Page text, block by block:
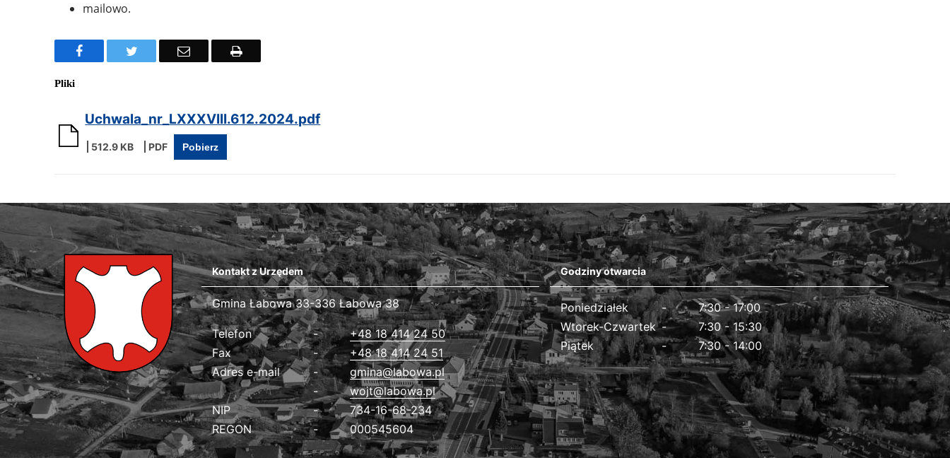
mailowo.
FacebookTwitter Email Drukuj
Pliki
Uchwala_nr_LXXXVIII.612.2024.pdf
512.9 KB Pobierz
Kontakt z Urzędem
Gmina Łabowa
Gmina Łabowa 33-336 Łabowa 38
Dane kontaktowe
Telefon
+48 18 414 24 50
Fax
+48 18 414 24 51
Adres e-mail
gmina@labowa.pl
wojt@labowa.pl
NIP
734-16-68-234
REGON
000545604
Godziny otwarcia
Poniedziałek
7:30 - 17:00
Wtorek-Czwartek
7:30 - 15:30
Piątek
7:30 - 14:00